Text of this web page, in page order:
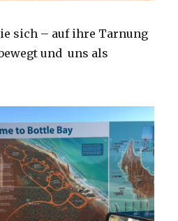
sich – auf ihre Tarnung
und uns als